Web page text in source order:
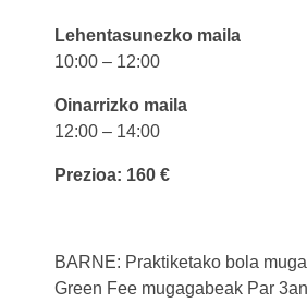
Lehentasunezko maila
10:00 – 12:00
Oinarrizko maila
12:00 – 14:00
Prezioa: 160 €
BARNE: Praktiketako bola
Green Fee mugagabeak Par